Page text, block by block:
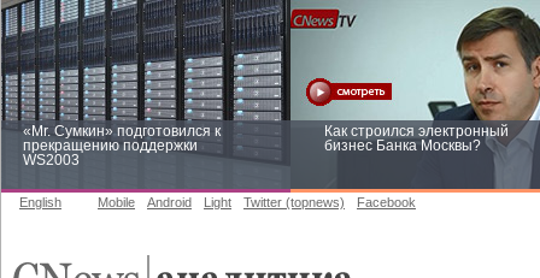
«Mr. Сумкин» подготовился к
прекращению поддержки
WS2003
Как строился электронный
бизнес Банка Москвы?
English Mobile Android Light Twitter (topnews) Facebook